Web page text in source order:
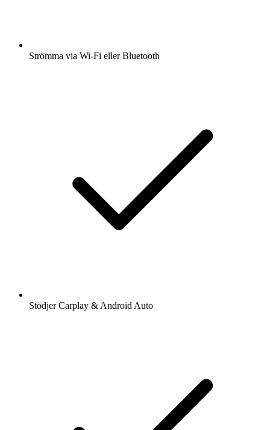
Strömma via Wi-Fi eller Bluetooth
Stödjer Carplay & Android Auto